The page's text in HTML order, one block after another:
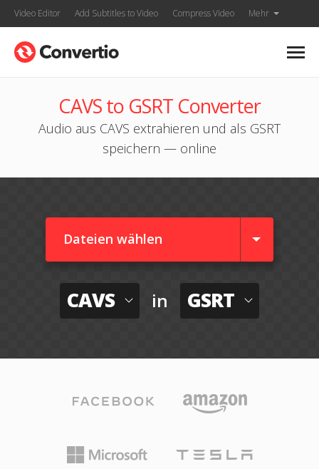
Video Editor Add Subtitles to Video Compress Video Mehr
CAVS to GSRT Converter
Audio aus CAVS extrahieren und als GSRT
speichern — online
Dateien wählen
CAVS in GSRT